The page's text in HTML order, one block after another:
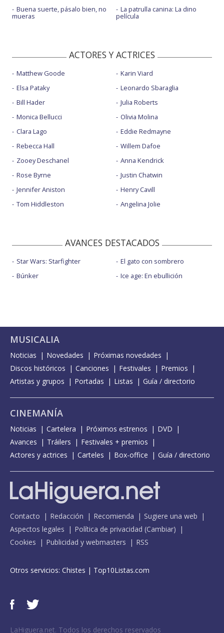
Buena suerte, pásalo bien, no
mueras
La patrulla canina: La dino
película
ACTORES Y ACTRICES
Matthew Goode
Elsa Pataky
Bill Hader
Monica Bellucci
Clara Lago
Rebecca Hall
Zooey Deschanel
Rose Byrne
Jennifer Aniston
Tom Hiddleston
Karin Viard
Leonardo Sbaraglia
Julia Roberts
Olivia Molina
Eddie Redmayne
Willem Dafoe
Anna Kendrick
Justin Chatwin
Henry Cavill
Angelina Jolie
AVANCES DESTACADOS
Star Wars: Starfighter
Búnker
El gato con sombrero
Ice age: En ebullición
MUSICALIA
Noticias Novedades
Próximas novedades
Discos históricos
Canciones Festivales
Premios
Artistas y grupos
Portadas Listas Guía / directorio
CINEMANÍA
Noticias Cartelera Próximos estrenos
DVD
Avances
Tráilers
Festivales + premios
Actores y actrices
Carteles Box-office Guía / directorio
Contacto Redacción Recomienda
Sugiere una web
Aspectos legales
Política de privacidad (Cambiar)
Cookies
Publicidad y webmasters RSS
Otros servicios: Chistes | Top10Listas.com
LaHiguera.net. Todos los derechos reservados